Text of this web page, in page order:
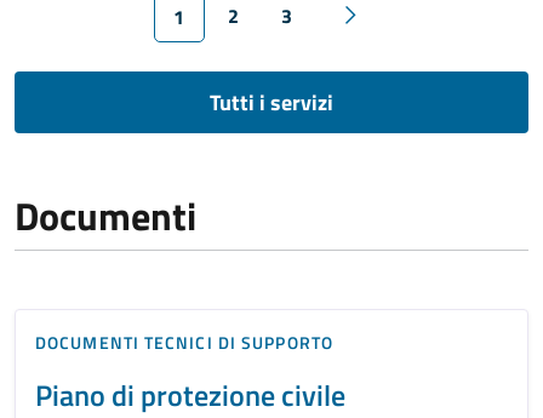
1 2 3
Tutti i servizi
Documenti
DOCUMENTI TECNICI DI SUPPORTO
Piano di protezione civile